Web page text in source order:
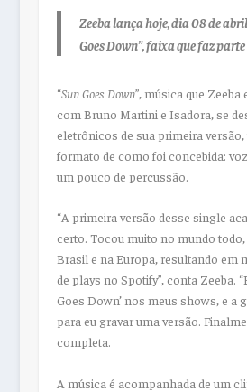
Zeebalança hoje, dia 08 de
Goes Down”, faixa que faz parte
“Sun Goes Down”, música que Zeeba
com Bruno Martini e Isadora, se
eletrônicos de sua primeira
formato de como foi concebida:
um pouco de percussão.
“A primeira versão desse single
certo. Tocou muito no mundo
Brasil e na Europa, resultando em
de plays no Spotify”, conta Zeeba.
Goes Down’ nos meus shows, e a
para eu gravar uma versão.
completa.
A música é acompanhada de um